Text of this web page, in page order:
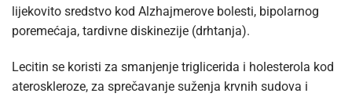
lijekovito sredstvo kod Alzhajmerove bolesti, bipolarnog
poremećaja, tardivne diskinezije (drhtanja).
Lecitin se koristi za smanjenje triglicerida i holesterola kod
ateroskleroze, za sprečavanje suženja krvnih sudova i